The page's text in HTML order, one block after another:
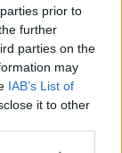
prior to
further
parties on the
may
IAB’s List of
it to other
Jaguar F-Type